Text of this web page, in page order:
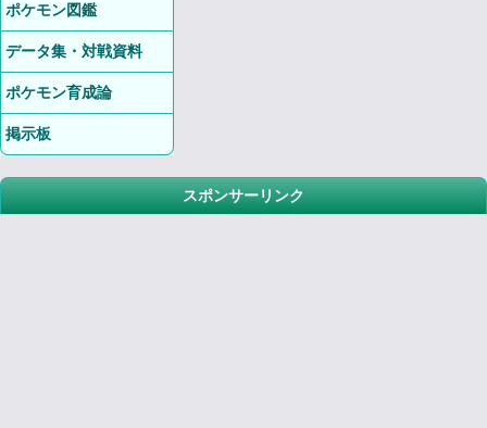
ポケモン図鑑
データ集・対戦資料
ポケモン育成論
掲示板
スポンサーリンク